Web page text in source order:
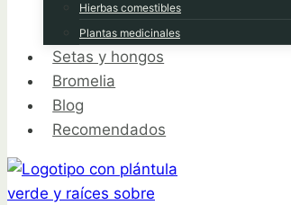
Hierbas comestibles
Plantas medicinales
Setas y hongos
Bromelia
Blog
Recomendados